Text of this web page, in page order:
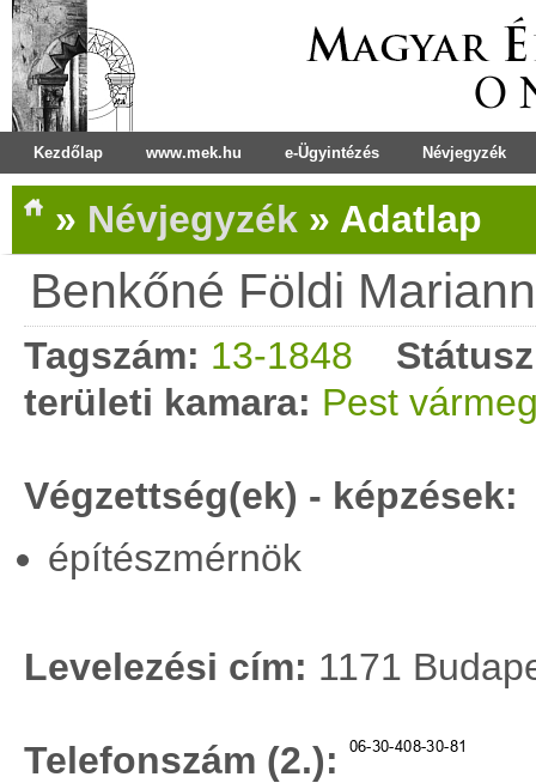
Kezdőlap www.mek.hu e-Ügyintézés Névjegyzék
» Névjegyzék » Adatlap
Benkőné Földi
Tagszám: 13-1848
területi kamara: Pest
Végzettség(ek) - képzések:
építészmérnök
Levelezési cím: 1171
Telefonszám (2.):